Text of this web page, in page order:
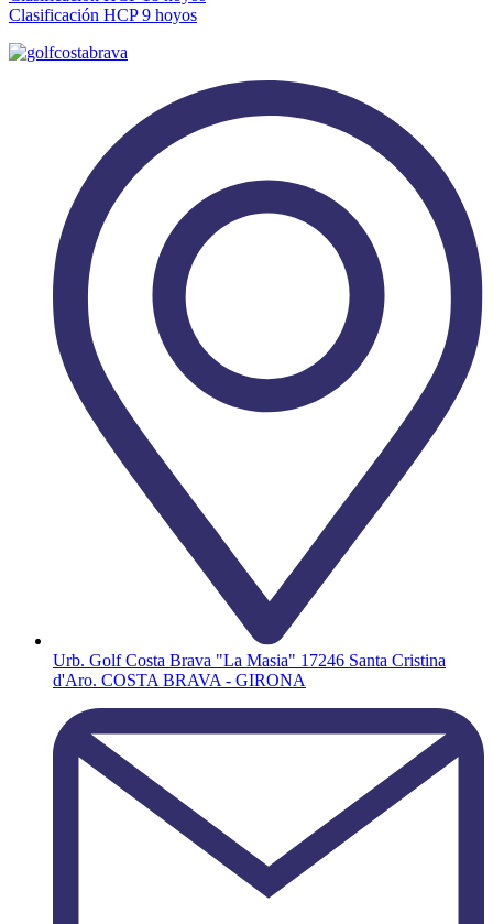
Clasificación HCP 9 hoyos
Urb. Golf Costa Brava "La Masia" 17246 Santa Cristina
d'Aro. COSTA BRAVA - GIRONA